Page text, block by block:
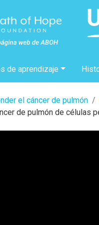
de aprendizaje
el cáncer de pulmón
de pulmón de células